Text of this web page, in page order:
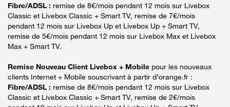
Fibre/ADSL : remise de 8€/mois pendant 12 mois sur Livebox
Classic et Livebox Classic + Smart TV, remise de 7€/mois
pendant 12 mois sur Livebox Up et Livebox Up + Smart TV,
remise de 5€/mois pendant 12 mois sur Livebox Max et Livebox
Max + Smart TV.
Remise Nouveau Client Livebox + Mobile pour les nouveaux
clients Internet + Mobile souscrivant à partir d’orange.fr :
Fibre/ADSL : remise de 8€/mois pendant 12 mois sur Livebox
Classic et Livebox Classic + Smart TV, remise de 2€/mois